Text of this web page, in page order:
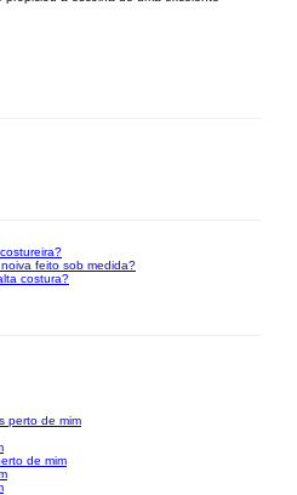
feito sob medida?
costura?
perto de mim
de mim